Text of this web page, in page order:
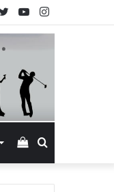
Instagram
YouTube
Twitter
Смотреть
корзину